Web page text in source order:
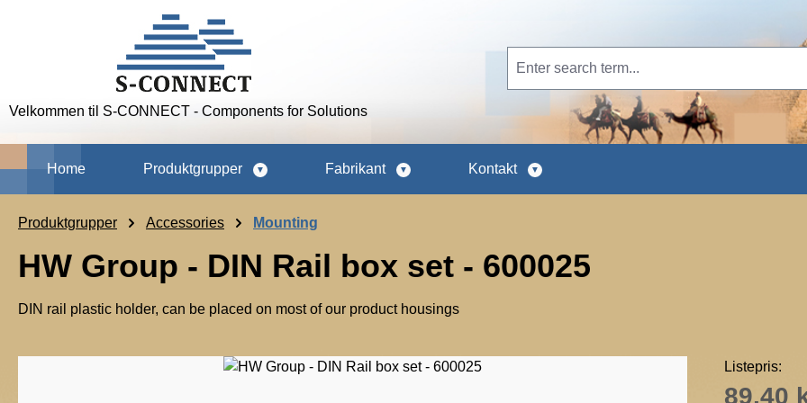
Skip to main navigation
Velkommen til S-CONNECT - Components for Solutions
Home Produktgrupper Fabrikant Kontakt
Produktgrupper Accessories Mounting
HW Group - DIN Rail box set - 600025
DIN rail plastic holder, can be placed on most of our product housings
Listepris:
89,40